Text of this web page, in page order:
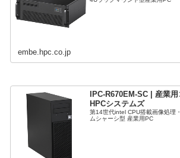
embe.hpc.co.jp
IPC-R670EM-SC | 産業
HPCシステムズ
第14世代intel CPU搭載画像処理
ムシャーシ型 産業用PC